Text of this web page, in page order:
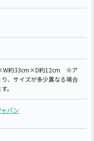
約33cm×D約12cm ※ア
、サイズが多少異なる場合
。
パン